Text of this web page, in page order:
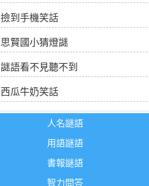
撿到手機笑話
思賢國小猜燈謎
謎語看不見聽不到
西瓜牛奶笑話
人名謎語
用語謎語
書報謎語
智力問答